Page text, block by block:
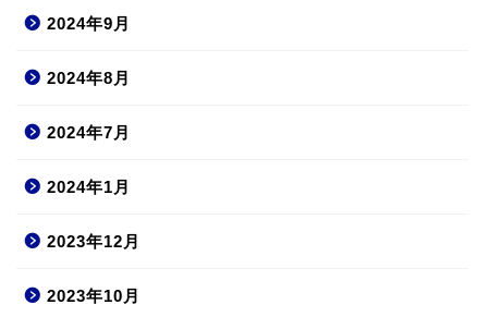
2024年9月
2024年8月
2024年7月
2024年1月
2023年12月
2023年10月